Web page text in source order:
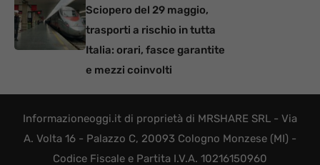
Sciopero del 29 maggio,
trasporti a rischio in tutta
Italia: orari, fasce garantite
e mezzi coinvolti
Informazioneoggi.it di proprietà di MRSHARE SRL - Via
A. Volta 16 - Palazzo C, 20093 Cologno Monzese (MI) -
Codice Fiscale e Partita I.V.A. 10216150960